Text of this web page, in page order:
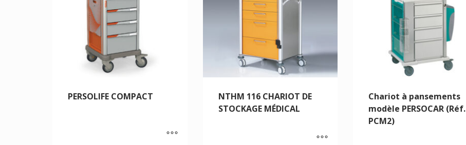
PERSOLIFE COMPACT
NTHM 116 CHARIOT DE
STOCKAGE MÉDICAL
Chariot à pansements
modèle PERSOCAR (Réf.
PCM2)